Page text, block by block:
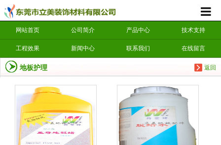
网站首页 公司简介 产品中心 技术支持
工程效果 新闻中心 联系我们 在线留言
返回
地板护理